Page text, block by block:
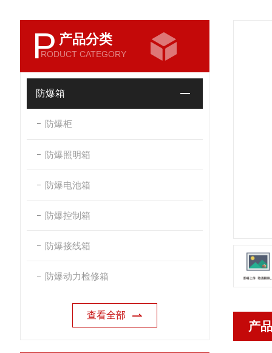
P 产品分类
RODUCT CATEGORY
防爆箱
防爆柜
防爆照明箱
防爆电池箱
防爆控制箱
防爆接线箱
防爆动力检修箱
查看全部
产